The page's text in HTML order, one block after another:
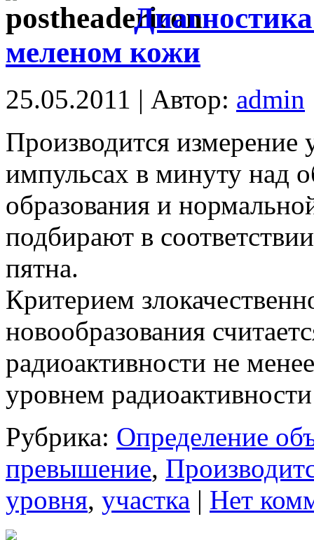
меленом кожи
25.05.2011 | Автор: admin
Производится измерение
импульсах в минуту над
образования и
подбирают в
пятна.
Критерием
новообразования
радиоактивности не
уровнем
Рубрика: Определение
превышение,
уровня, участка | Нет